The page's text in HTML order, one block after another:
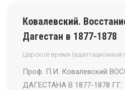
Ковалевский.
Дагестан в 1877-1878
Царское время (адаптационный
Проф. П.И. Ковалевский
ДАГЕСТАНА В 1877-1878 ГГ.